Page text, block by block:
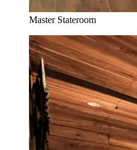
Master Stateroom